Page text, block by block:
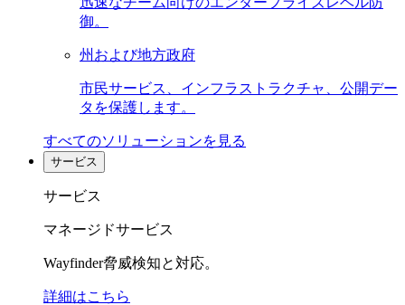
御。
州および地方政府
市民サービス、インフラストラクチャ、公開デー
タを保護します。
すべてのソリューションを見る
サービス
サービス
マネージドサービス
Wayfinder脅威検知と対応。
詳細はこちら